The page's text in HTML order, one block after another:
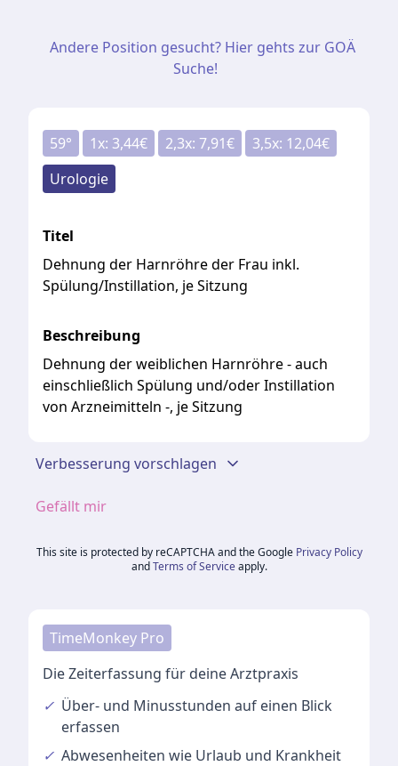
Andere Position gesucht? Hier gehts zur GOÄ
Suche!
59° 1x: 3,44€ 2,3x: 7,91€ 3,5x: 12,04€
Urologie
Titel
Dehnung der Harnröhre der Frau inkl.
Spülung/Instillation, je Sitzung
Beschreibung
Dehnung der weiblichen Harnröhre - auch
einschließlich Spülung und/oder Instillation
von Arzneimitteln -, je Sitzung
Verbesserung vorschlagen
Gefällt mir
This site is protected by reCAPTCHA and the Google Privacy Policy
and Terms of Service apply.
TimeMonkey Pro
Die Zeiterfassung für deine Arztpraxis
✓ Über- und Minusstunden auf einen Blick
erfassen
✓ Abwesenheiten wie Urlaub und Krankheit